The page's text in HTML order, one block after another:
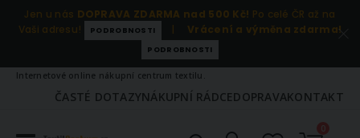
Jen u nás DOPRAVA ZDARMA nad 500 Kč! Po celé ČR až na
Vaši adresu!
PODROBNOSTI | Vrácení a výměna zdarma!
PODROBNOSTI
Internetové online nákupní centrum textilu.
ČASTÉ DOTAZYNÁKUPNÍ RÁDCEDOPRAVAKONTAKT
0položky